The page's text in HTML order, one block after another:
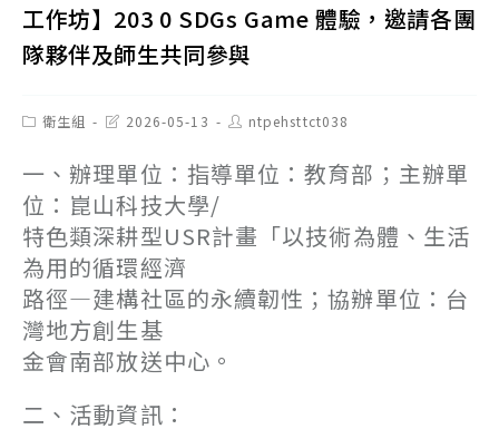
工作坊】203 0 SDGs Game 體驗，邀請各團
隊夥伴及師生共同參與
Post衛生組
Post2026-05-13
Post
author:
ntpehsttct038
一、辦理單位：指導單位：教育部；主辦單
位：崑山科技大學/
特色類深耕型USR計畫「以技術為體、生活
為用的循環經濟
路徑—建構社區的永續韌性；協辦單位：台
灣地方創生基
金會南部放送中心。
二、活動資訊：